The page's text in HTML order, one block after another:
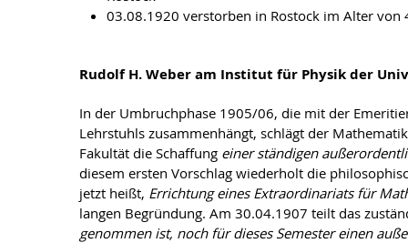
03.08.1920 verstorben in Rostock im Alter von
Rudolf H. Weber am Institut für Physik der
In der Umbruchphase 1905/06, die mit der
Lehrstuhls zusammenhängt, schlägt der
Fakultät die Schaffung einer ständigen
diesem ersten Vorschlag wiederholt die
jetzt heißt, Errichtung eines Extraordinariats für
langen Begründung. Am 30.04.1907 teilt das
genommen ist, noch für dieses Semester einen